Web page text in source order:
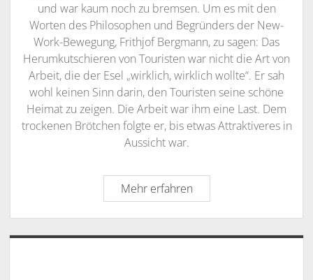
und war kaum noch zu bremsen. Um es mit den
Worten des Philosophen und Begründers der New-
Work-Bewegung, Frithjof Bergmann, zu sagen: Das
Herumkutschieren von Touristen war nicht die Art von
Arbeit, die der Esel „wirklich, wirklich wollte“. Er sah
wohl keinen Sinn darin, den Touristen seine schöne
Heimat zu zeigen. Die Arbeit war ihm eine Last. Dem
trockenen Brötchen folgte er, bis etwas Attraktiveres in
Aussicht war.
Mehr erfahrenNew
Work
&
Das
Sidebar